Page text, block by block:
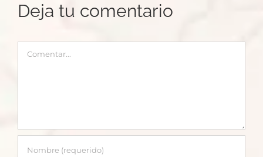
Deja tu comentario
Comentar